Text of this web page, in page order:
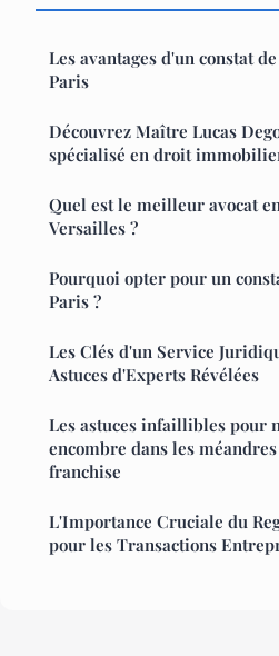
Les avantages d'un constat
Paris
Découvrez Maître Lucas
spécialisé en droit
Quel est le meilleur avocat
Versailles ?
Pourquoi opter pour un
Paris ?
Les Clés d'un Service
Astuces d'Experts Révélées
Les astuces infaillibles pour
encombre dans les
franchise
L'Importance Cruciale du
pour les Transactions